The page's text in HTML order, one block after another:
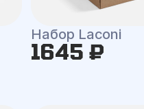
Набор Laconi
1645 ₽